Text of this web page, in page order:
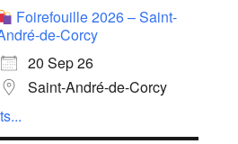
Foirefouille 2026 – Saint-
de-Corcy
20 Sep 26
Saint-André-de-Corcy